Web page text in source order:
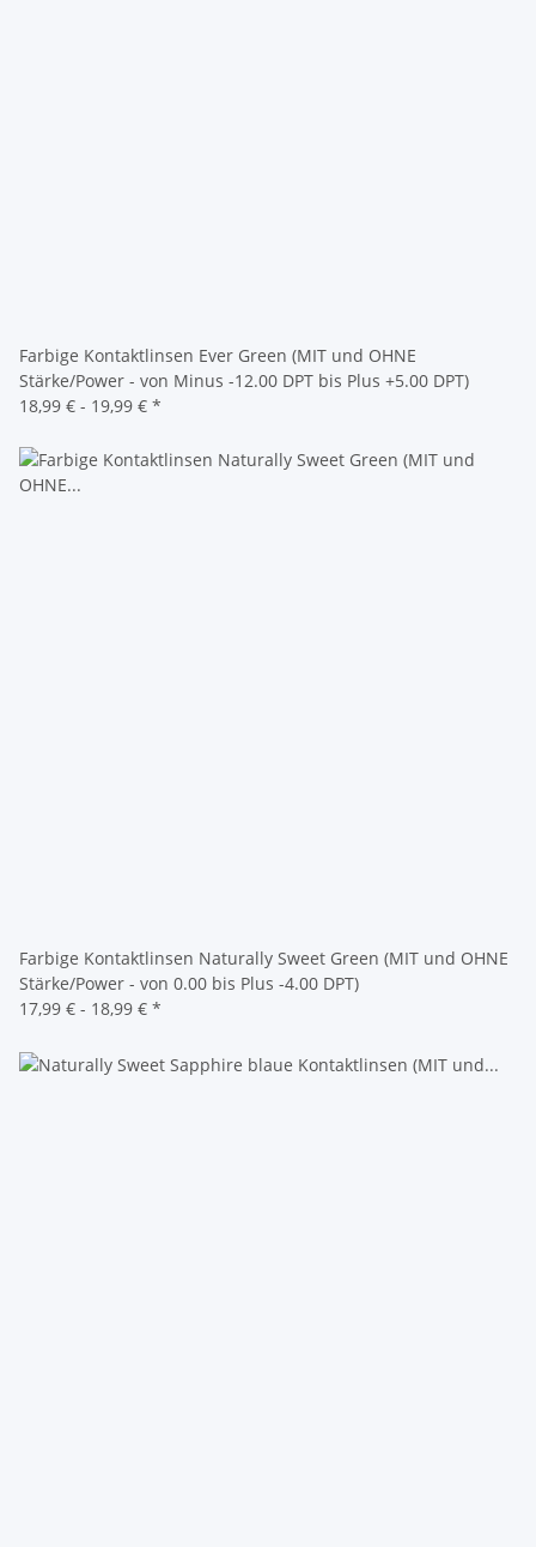
Farbige Kontaktlinsen Ever Green (MIT und OHNE
Stärke/Power - von Minus -12.00 DPT bis Plus +5.00 DPT)
18,99 € - 19,99 € *
Farbige Kontaktlinsen Naturally Sweet Green (MIT und OHNE
Stärke/Power - von 0.00 bis Plus -4.00 DPT)
17,99 € - 18,99 € *